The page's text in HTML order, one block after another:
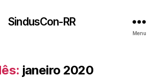
SindusCon-RR
Menu
janeiro 2020